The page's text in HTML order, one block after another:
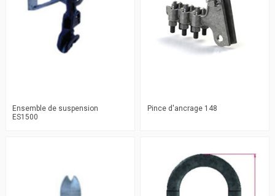
Ensemble de suspension
ES1500
Pince d'ancrage 148